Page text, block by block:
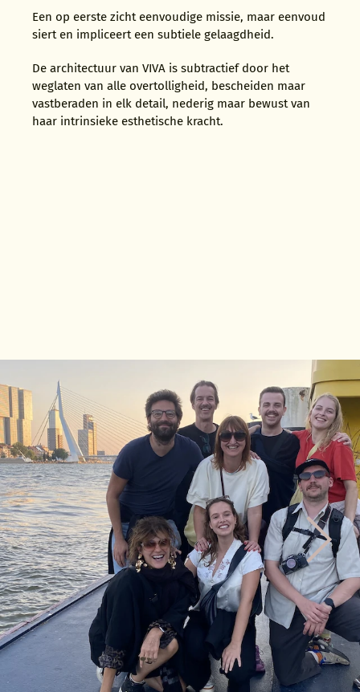
Een op eerste zicht eenvoudige missie, maar eenvoud
siert en impliceert een subtiele gelaagdheid.
De architectuur van VIVA is subtractief door het
weglaten van alle overtolligheid, bescheiden maar
vastberaden in elk detail, nederig maar bewust van
haar intrinsieke esthetische kracht.